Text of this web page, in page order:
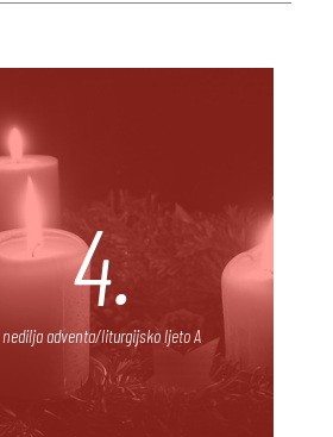
4.
nedilja adventa/liturgijsko ljeto A